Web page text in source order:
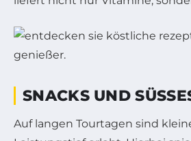
SNACKS UND
Auf langen Tourtagen sind